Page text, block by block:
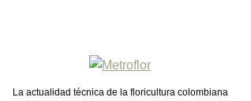
La actualidad técnica de la floricultura colombiana